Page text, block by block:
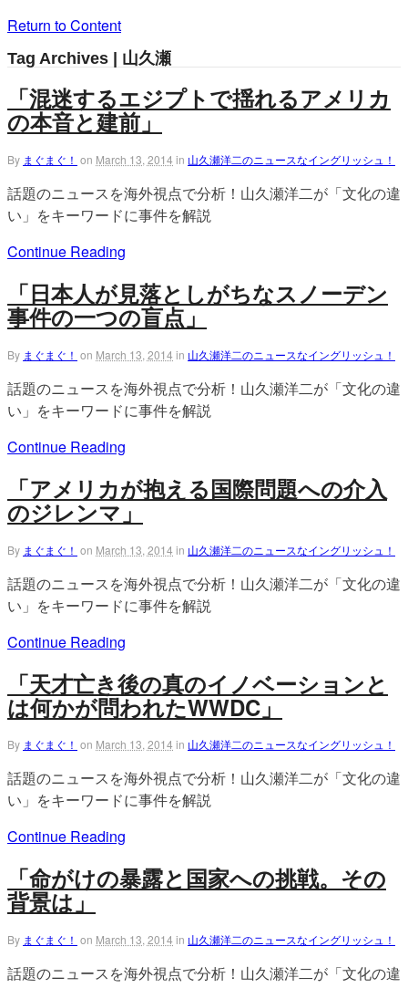
Return to Content
Tag Archives | 山久瀬
「混迷するエジプトで揺れるアメリカ
の本音と建前」
By まぐまぐ！ on March 13, 2014 in 山久瀬洋二のニュースなイングリッシュ！
話題のニュースを海外視点で分析！山久瀬洋二が「文化の違
い」をキーワードに事件を解説
Continue Reading
「日本人が見落としがちなスノーデン
事件の一つの盲点」
By まぐまぐ！ on March 13, 2014 in 山久瀬洋二のニュースなイングリッシュ！
話題のニュースを海外視点で分析！山久瀬洋二が「文化の違
い」をキーワードに事件を解説
Continue Reading
「アメリカが抱える国際問題への介入
のジレンマ」
By まぐまぐ！ on March 13, 2014 in 山久瀬洋二のニュースなイングリッシュ！
話題のニュースを海外視点で分析！山久瀬洋二が「文化の違
い」をキーワードに事件を解説
Continue Reading
「天才亡き後の真のイノベーションと
は何かが問われたWWDC」
By まぐまぐ！ on March 13, 2014 in 山久瀬洋二のニュースなイングリッシュ！
話題のニュースを海外視点で分析！山久瀬洋二が「文化の違
い」をキーワードに事件を解説
Continue Reading
「命がけの暴露と国家への挑戦。その
背景は」
By まぐまぐ！ on March 13, 2014 in 山久瀬洋二のニュースなイングリッシュ！
話題のニュースを海外視点で分析！山久瀬洋二が「文化の違